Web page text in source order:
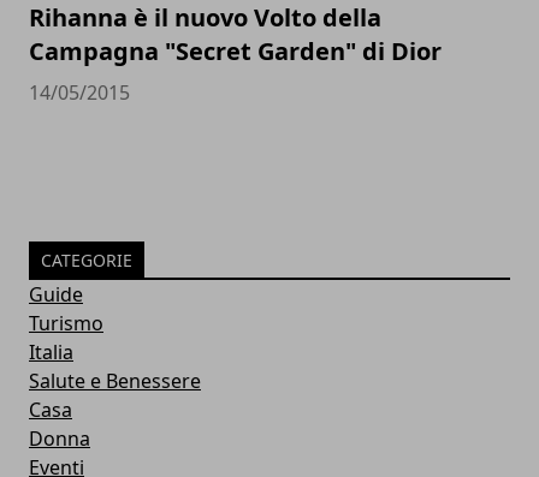
Rihanna è il nuovo Volto della
Campagna "Secret Garden" di Dior
14/05/2015
CATEGORIE
Guide
Turismo
Italia
Salute e Benessere
Casa
Donna
Eventi